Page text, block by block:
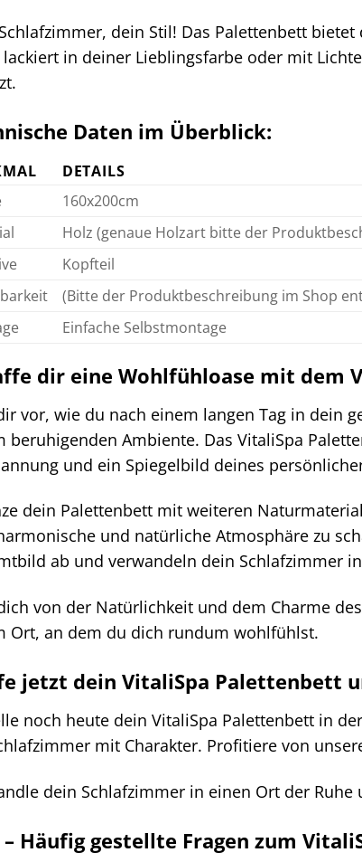
dein Stil! Das Palettenbett
lackiert in deiner Lieblingsfarbe oder mit
Daten im Überblick:
DETAILS
160x200cm
Holz (genaue Holzart bitte der
Kopfteil
(Bitte der Produktbeschreibung im Shop
Einfache Selbstmontage
dir eine Wohlfühloase mit dem
vor, wie du nach einem langen Tag in dein
beruhigenden Ambiente. Das VitaliSpa
und ein Spiegelbild deines
dein Palettenbett mit weiteren
und natürliche Atmosphäre zu
ab und verwandeln dein Schlafzimmer
von der Natürlichkeit und dem Charme
Ort, an dem du dich rundum wohlfühlst.
jetzt dein VitaliSpa Palettenbett
noch heute dein VitaliSpa Palettenbett in
mit Charakter. Profitiere von
dein Schlafzimmer in einen Ort der
– Häufig gestellte Fragen zum